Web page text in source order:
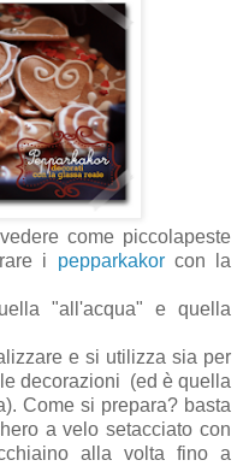
come piccolapeste
i pepparkakor con la
"all'acqua" e quella
e si utilizza sia per
decorazioni (ed è quella
Come si prepara? basta
a velo setacciato con
alla volta fino a